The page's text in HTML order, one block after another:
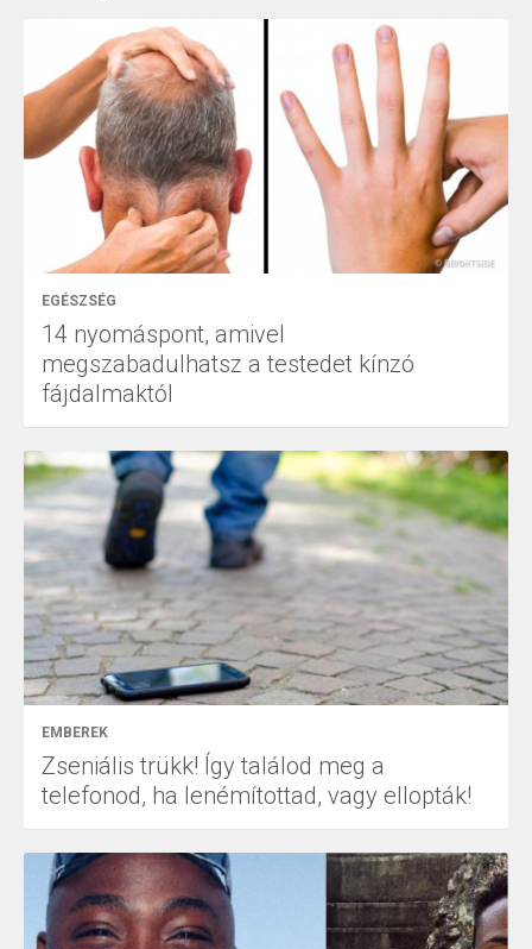
EGÉSZSÉG
14 nyomáspont, amivel
megszabadulhatsz a testedet kínzó
fájdalmaktól
EMBEREK
Zseniális trükk! Így találod meg a
telefonod, ha lenémítottad, vagy ellopták!